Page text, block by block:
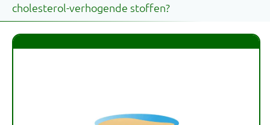
cholesterol-verhogende stoffen?